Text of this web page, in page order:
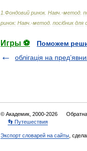
1 Фондовий ринок. Навч .-метод
ринок: Навч .-метод посібник для
Игры ⚽
Поможем
облігація на
© Академик, 2000-2026
👣 Путешествия
Экспорт словарей на сайты ,